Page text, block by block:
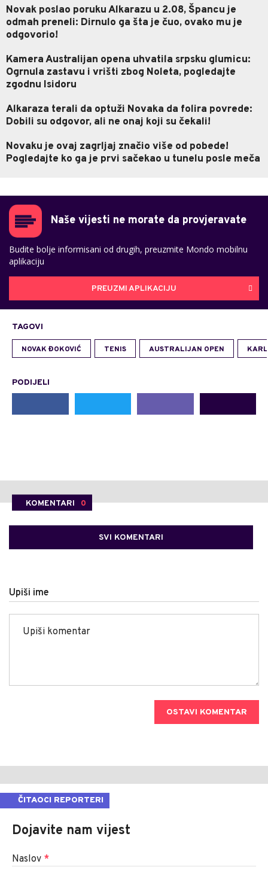
Novak poslao poruku Alkarazu u 2.08, Špancu je
odmah preneli: Dirnulo ga šta je čuo, ovako mu je
odgovorio!
Kamera Australijan opena uhvatila srpsku glumicu:
Ogrnula zastavu i vrišti zbog Noleta, pogledajte
zgodnu Isidoru
Alkaraza terali da optuži Novaka da folira povrede:
Dobili su odgovor, ali ne onaj koji su čekali!
Novaku je ovaj zagrljaj značio više od pobede!
Pogledajte ko ga je prvi sačekao u tunelu posle meča
Naše vijesti ne morate da provjeravate
Budite bolje informisani od drugih, preuzmite Mondo mobilnu
aplikaciju
PREUZMI APLIKACIJU
TAGOVI
NOVAK ĐOKOVIĆ TENIS AUSTRALIJAN OPEN
PODIJELI
KOMENTARI 0
SVI KOMENTARI
Upiši ime
OSTAVI KOMENTAR
ČITAOCI REPORTERI
Dojavite nam vijest
Naslov *